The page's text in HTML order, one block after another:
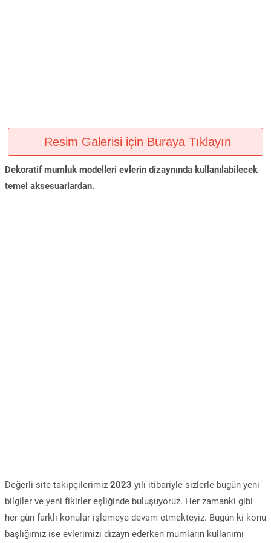
Resim Galerisi için Buraya Tıklayın
Dekoratif mumluk modelleri evlerin dizaynında kullanılabilecek
temel aksesuarlardan.
Değerli site takipçilerimiz 2023 yılı itibariyle sizlerle bugün yeni
bilgiler ve yeni fikirler eşliğinde buluşuyoruz. Her zamanki gibi
her gün farklı konular işlemeye devam etmekteyiz. Bugün ki konu
başlığımız ise evlerimizi dizayn ederken mumların kullanımı